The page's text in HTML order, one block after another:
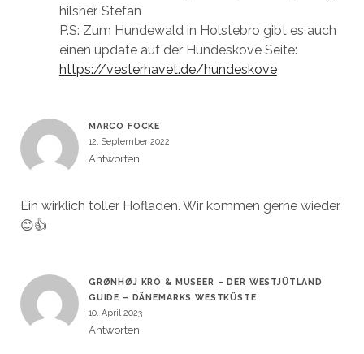
hilsner, Stefan
P.S: Zum Hundewald in Holstebro gibt es auch
einen update auf der Hundeskove Seite:
https://vesterhavet.de/hundeskove
MARCO FOCKE
12. September 2022
Antworten
Ein wirklich toller Hofladen. Wir kommen gerne wieder.
😊👍
GRØNHØJ KRO & MUSEER – DER WESTJÜTLAND
GUIDE – DÄNEMARKS WESTKÜSTE
10. April 2023
Antworten